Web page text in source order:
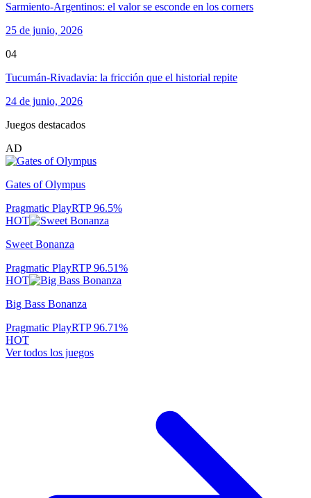
Sarmiento-Argentinos: el valor se esconde en los corners
25 de junio, 2026
04
Tucumán-Rivadavia: la fricción que el historial repite
24 de junio, 2026
Juegos destacados
AD
Gates of Olympus
Pragmatic PlayRTP96.5%
HOT
Sweet Bonanza
Pragmatic PlayRTP96.51%
HOT
Big Bass Bonanza
Pragmatic PlayRTP96.71%
HOT
Ver todos los juegos